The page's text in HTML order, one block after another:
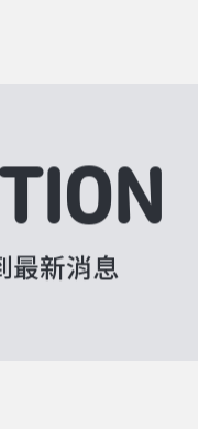
最新消息